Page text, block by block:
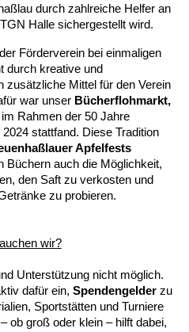
durch zahlreiche Helfer an
Halle sichergestellt wird.
Förderverein bei einmaligen
durch kreative und
zusätzliche Mittel für den Verein
war unser Bücherflohmarkt,
Rahmen der 50 Jahre
stattfand. Diese Tradition
Apfelfests
Büchern auch die Möglichkeit,
den Saft zu verkosten und
zu probieren.
wir?
Unterstützung nicht möglich.
dafür ein, Spendengelder zu
Sportstätten und Turniere
ob groß oder klein – hilft dabei,